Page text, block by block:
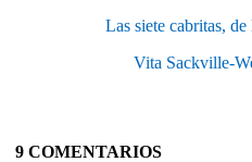
Las siete cabritas,
Vita Sackville-
9 COMENTARIOS